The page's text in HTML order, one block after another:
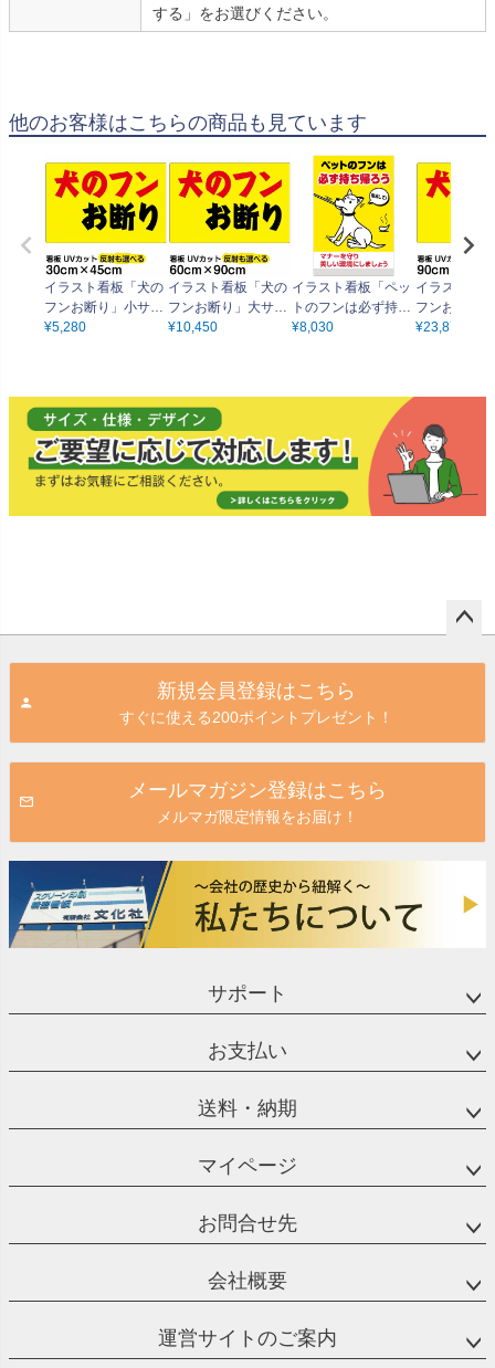
する」をお選びください。
他のお客様はこちらの商品も見ています
イラスト看板「犬の
フンお断り」小サイ
ズ（45cm×30cm）
¥5,280
イラスト看板「犬の
フンお断り」大サイ
ズ（90cm×60cm）
¥10,450
イラスト看板「ペッ
トのフンは必ず持ち
帰ろう」中サイズ
¥8,030
イラスト看
フンお断り
イズ（
¥23,870
新規会員登録はこちら
すぐに使える200ポイントプレゼント！
メールマガジン登録はこちら
メルマガ限定情報をお届け！
サポート
お支払い
送料・納期
マイページ
お問合せ先
会社概要
運営サイトのご案内